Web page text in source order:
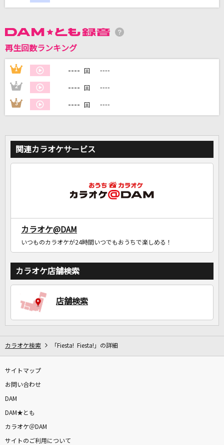
DAMに会員登録・ログインして
カラオケをもっと楽しもう！
再生回数ランキング
1 ---- 回 ----
2 ---- 回 ----
3 ---- 回 ----
関連カラオケサービス
カラオケ@DAM
いつものカラオケが24時間いつでもおうちで楽しめる！
カラオケ店舗検索
店舗検索
カラオケ検索 「Fiesta! Fiesta!」の詳細
サイトマップ
お問い合わせ
DAM
DAM★とも
カラオケ＠DAM
サイトのご利用について